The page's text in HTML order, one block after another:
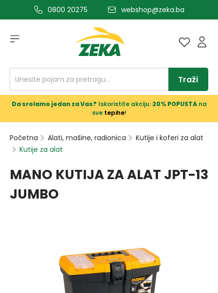
glavni sadržaj0800 20275 webshop@zeka.ba
Traži
Da srolamo jedan za Vas? Iskoristite akciju: 20% POPUSTAna
sve tepihe!
Početna Alati, mašine, radionica
Kutije i koferi za alat
Kutije za alat
MANO KUTIJA ZA ALAT JPT-13
JUMBO